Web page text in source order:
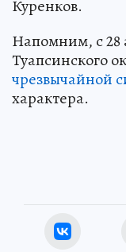
Куренков.
Напомним, с 28
Туапсинского
чрезвычайной
характера.